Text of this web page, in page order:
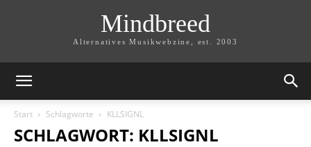
Mindbreed
Alternatives Musikwebzine, est. 2003
Start Schlagworte KLLSIGNL
SCHLAGWORT: KLLSIGNL